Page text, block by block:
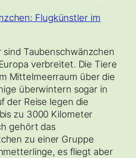
sind Taubenschwänzchen
verbreitet. Die Tiere
Mittelmeerraum über die
überwintern sogar in
der Reise legen die
zu 3000 Kilometer
gehört das
zu einer Gruppe
es fliegt aber